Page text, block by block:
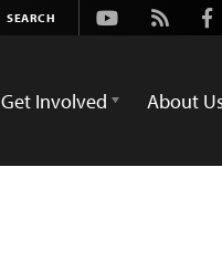
Youtube
Rss
Get Involved About